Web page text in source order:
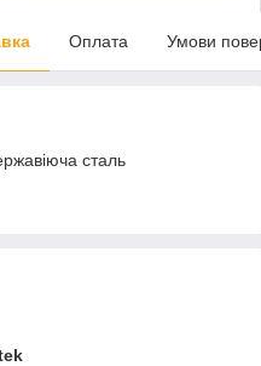
Оплата Умови
сталь